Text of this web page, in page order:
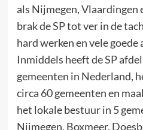
als Nijmegen, Vlaardingen
brak de SP tot ver in de
hard werken en vele
Inmiddels heeft de SP
gemeenten in Nederland,
circa 60 gemeenten en
het lokale bestuur in 5
Nijmegen, Boxmeer,